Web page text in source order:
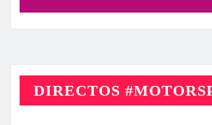
DIRECTOS